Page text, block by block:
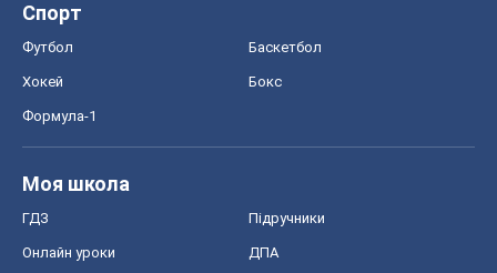
Спорт
Футбол Баскетбол
Хокей Бокс
Формула-1
Моя школа
ГДЗ Підручники
Онлайн уроки ДПА